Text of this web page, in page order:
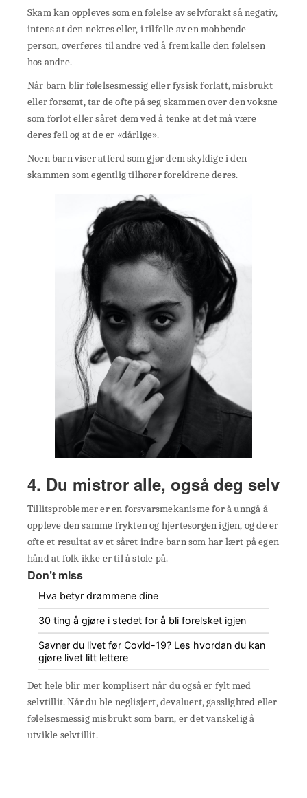
Skam kan oppleves som en følelse av selvforakt så negativ,
intens at den nektes eller, i tilfelle av en mobbende
person, overføres til andre ved å fremkalle den følelsen
hos andre.
Når barn blir følelsesmessig eller fysisk forlatt, misbrukt
eller forsømt, tar de ofte på seg skammen over den voksne
som forlot eller såret dem ved å tenke at det må være
deres feil og at de er «dårlige».
Noen barn viser atferd som gjør dem skyldige i den
skammen som egentlig tilhører foreldrene deres.
4. Du mistror alle, også deg selv
Tillitsproblemer er en forsvarsmekanisme for å unngå å
oppleve den samme frykten og hjertesorgen igjen, og de er
ofte et resultat av et såret indre barn som har lært på egen
hånd at folk ikke er til å stole på.
Don’t miss
Hva betyr drømmene dine
30 ting å gjøre i stedet for å bli forelsket igjen
Savner du livet før Covid-19? Les hvordan du kan
gjøre livet litt lettere
Det hele blir mer komplisert når du også er fylt med
selvtillit. Når du ble neglisjert, devaluert, gasslighted eller
følelsesmessig misbrukt som barn, er det vanskelig å
utvikle selvtillit.